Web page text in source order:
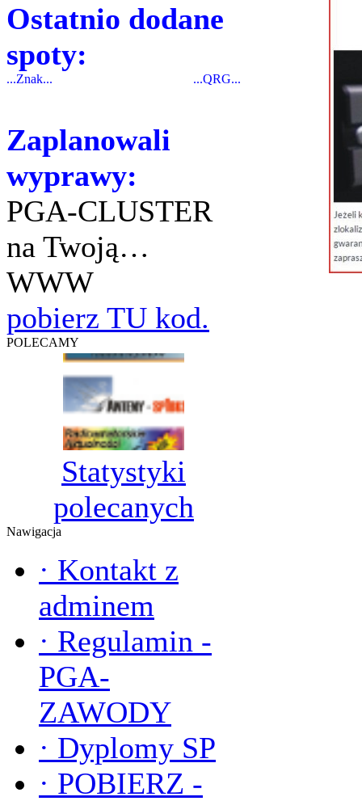
Ostatnio dodane
spoty:
...Znak... ...QRG...
Zaplanowali
wyprawy:
PGA-CLUSTER
na Twoją…
WWW
pobierz TU kod.
POLECAMY
Statystyki
polecanych
Nawigacja
· Kontakt z
adminem
· Regulamin -
PGA-
ZAWODY
· Dyplomy SP
· POBIERZ -